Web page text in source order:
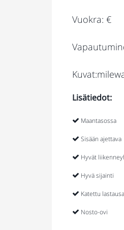
Vuokra: €
Lisätiedot:
Maantasossa
Sisään ajettava
Hyvät
Hyvä sijainti
Katettu
Nosto-ovi